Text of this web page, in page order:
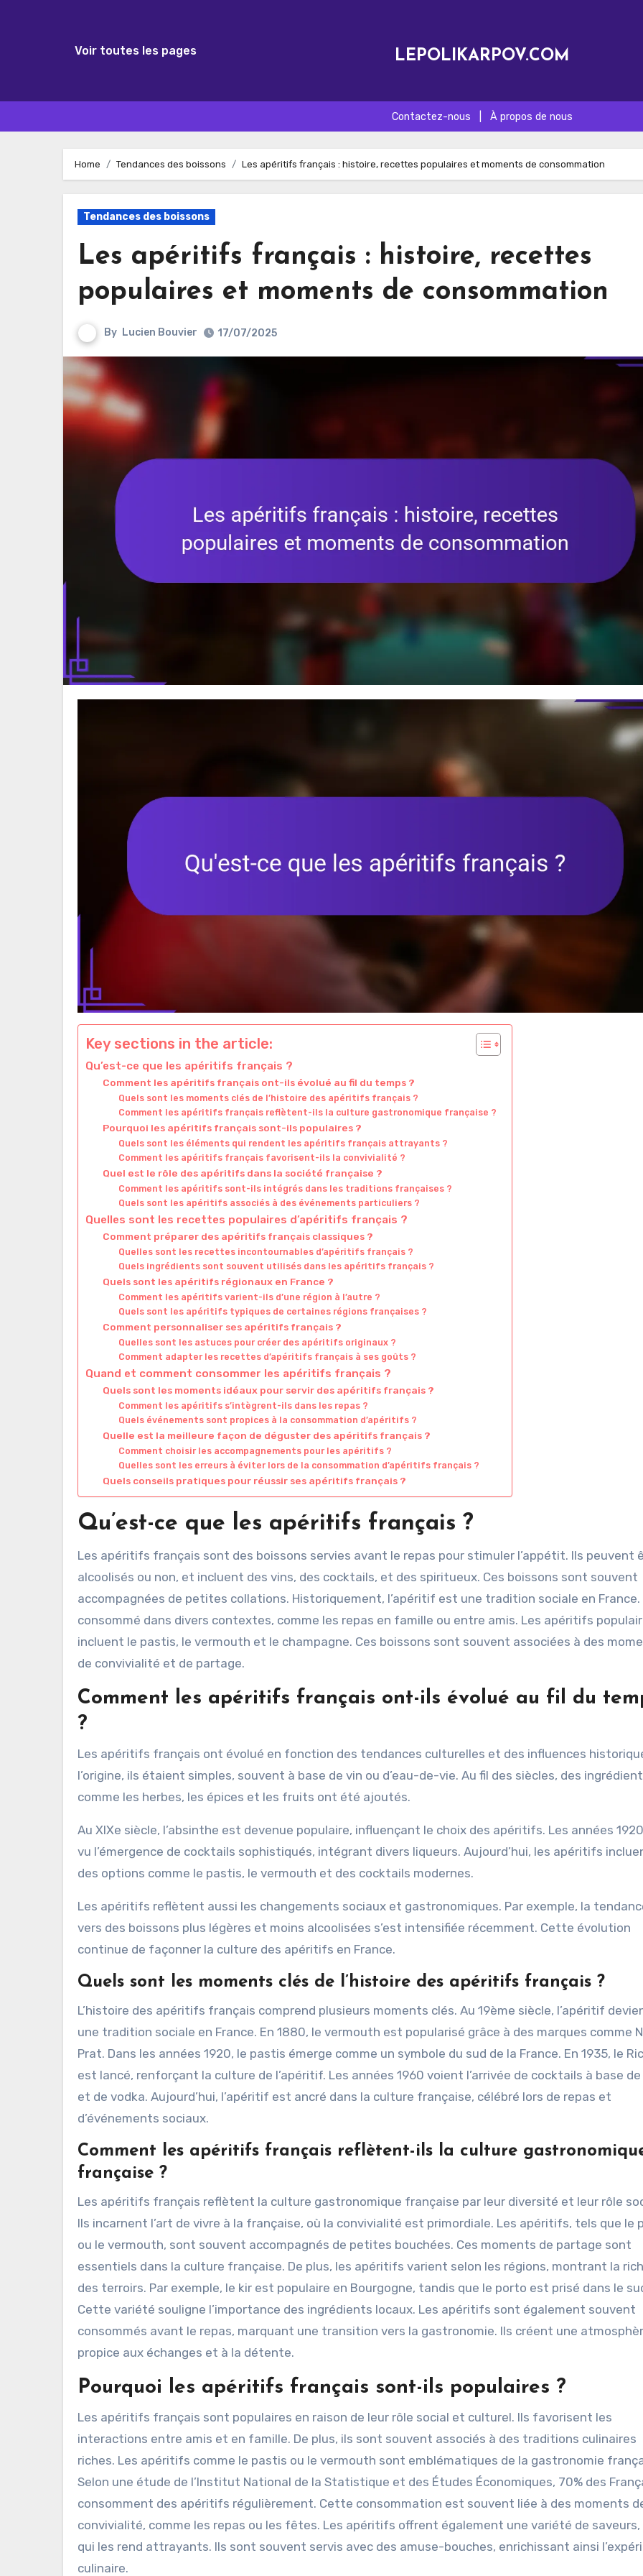
Voir toutes les pages LEPOLIKARPOV.COM
Contactez-nous À propos de nous
Home Tendances des boissons Les apéritifs français : histoire, recettes populaires et moments de consommation
Tendances des boissons
Les apéritifs français : histoire, recettes
populaires et moments de consommation
By Lucien Bouvier 17/07/2025
Key sections in the article:
Qu’est-ce que les apéritifs français ?
Comment les apéritifs français ont-ils évolué au fil du temps ?
Quels sont les moments clés de l’histoire des apéritifs français ?
Comment les apéritifs français reflètent-ils la culture gastronomique française ?
Pourquoi les apéritifs français sont-ils populaires ?
Quels sont les éléments qui rendent les apéritifs français attrayants ?
Comment les apéritifs français favorisent-ils la convivialité ?
Quel est le rôle des apéritifs dans la société française ?
Comment les apéritifs sont-ils intégrés dans les traditions françaises ?
Quels sont les apéritifs associés à des événements particuliers ?
Quelles sont les recettes populaires d’apéritifs français ?
Comment préparer des apéritifs français classiques ?
Quelles sont les recettes incontournables d’apéritifs français ?
Quels ingrédients sont souvent utilisés dans les apéritifs français ?
Quels sont les apéritifs régionaux en France ?
Comment les apéritifs varient-ils d’une région à l’autre ?
Quels sont les apéritifs typiques de certaines régions françaises ?
Comment personnaliser ses apéritifs français ?
Quelles sont les astuces pour créer des apéritifs originaux ?
Comment adapter les recettes d’apéritifs français à ses goûts ?
Quand et comment consommer les apéritifs français ?
Quels sont les moments idéaux pour servir des apéritifs français ?
Comment les apéritifs s’intègrent-ils dans les repas ?
Quels événements sont propices à la consommation d’apéritifs ?
Quelle est la meilleure façon de déguster des apéritifs français ?
Comment choisir les accompagnements pour les apéritifs ?
Quelles sont les erreurs à éviter lors de la consommation d’apéritifs français ?
Quels conseils pratiques pour réussir ses apéritifs français ?
Qu’est-ce que les apéritifs français ?
Les apéritifs français sont des boissons servies avant le repas pour stimuler l’appétit. Ils peuvent
alcoolisés ou non, et incluent des vins, des cocktails, et des spiritueux. Ces boissons sont souvent
accompagnées de petites collations. Historiquement, l’apéritif est une tradition sociale en France.
consommé dans divers contextes, comme les repas en famille ou entre amis. Les apéritifs
incluent le pastis, le vermouth et le champagne. Ces boissons sont souvent associées à des
de convivialité et de partage.
Comment les apéritifs français ont-ils évolué au fil du
?
Les apéritifs français ont évolué en fonction des tendances culturelles et des influences
l’origine, ils étaient simples, souvent à base de vin ou d’eau-de-vie. Au fil des siècles, des
comme les herbes, les épices et les fruits ont été ajoutés.
Au XIXe siècle, l’absinthe est devenue populaire, influençant le choix des apéritifs. Les années
vu l’émergence de cocktails sophistiqués, intégrant divers liqueurs. Aujourd’hui, les apéritifs
des options comme le pastis, le vermouth et des cocktails modernes.
Les apéritifs reflètent aussi les changements sociaux et gastronomiques. Par exemple, la
vers des boissons plus légères et moins alcoolisées s’est intensifiée récemment. Cette évolution
continue de façonner la culture des apéritifs en France.
Quels sont les moments clés de l’histoire des apéritifs français ?
L’histoire des apéritifs français comprend plusieurs moments clés. Au 19ème siècle, l’apéritif
une tradition sociale en France. En 1880, le vermouth est popularisé grâce à des marques comme
Prat. Dans les années 1920, le pastis émerge comme un symbole du sud de la France. En 1935, le
est lancé, renforçant la culture de l’apéritif. Les années 1960 voient l’arrivée de cocktails à base de
et de vodka. Aujourd’hui, l’apéritif est ancré dans la culture française, célébré lors de repas et
d’événements sociaux.
Comment les apéritifs français reflètent-ils la culture
française ?
Les apéritifs français reflètent la culture gastronomique française par leur diversité et leur rôle
Ils incarnent l’art de vivre à la française, où la convivialité est primordiale. Les apéritifs, tels que le
ou le vermouth, sont souvent accompagnés de petites bouchées. Ces moments de partage sont
essentiels dans la culture française. De plus, les apéritifs varient selon les régions, montrant la
des terroirs. Par exemple, le kir est populaire en Bourgogne, tandis que le porto est prisé dans le
Cette variété souligne l’importance des ingrédients locaux. Les apéritifs sont également souvent
consommés avant le repas, marquant une transition vers la gastronomie. Ils créent une
propice aux échanges et à la détente.
Pourquoi les apéritifs français sont-ils populaires ?
Les apéritifs français sont populaires en raison de leur rôle social et culturel. Ils favorisent les
interactions entre amis et en famille. De plus, ils sont souvent associés à des traditions culinaires
riches. Les apéritifs comme le pastis ou le vermouth sont emblématiques de la gastronomie
Selon une étude de l’Institut National de la Statistique et des Études Économiques, 70% des
consomment des apéritifs régulièrement. Cette consommation est souvent liée à des moments
convivialité, comme les repas ou les fêtes. Les apéritifs offrent également une variété de saveurs,
qui les rend attrayants. Ils sont souvent servis avec des amuse-bouches, enrichissant ainsi
culinaire.